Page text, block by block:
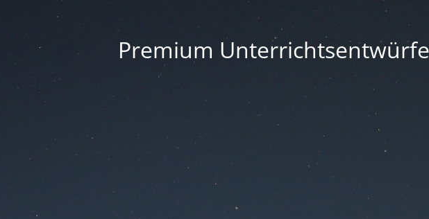
Premium Unterrichtsentwürfe